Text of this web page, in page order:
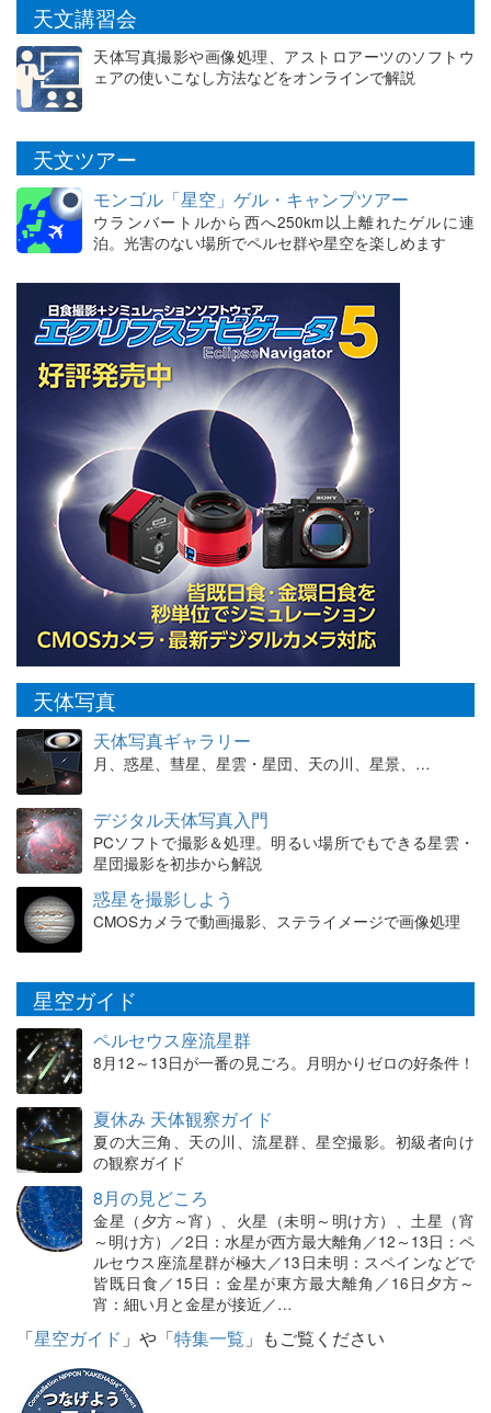
天文講習会
天体写真撮影や画像処理、アストロアーツのソフトウ
ェアの使いこなし方法などをオンラインで解説
天文ツアー
モンゴル「星空」ゲル・キャンプツアー
ウランバートルから西へ250km以上離れたゲルに連
泊。光害のない場所でペルセ群や星空を楽しめます
天体写真
天体写真ギャラリー
月、惑星、彗星、星雲・星団、天の川、星景、…
デジタル天体写真入門
PCソフトで撮影＆処理。明るい場所でもできる星雲・
星団撮影を初歩から解説
惑星を撮影しよう
CMOSカメラで動画撮影、ステライメージで画像処理
星空ガイド
ペルセウス座流星群
8月12～13日が一番の見ごろ。月明かりゼロの好条件！
夏休み 天体観察ガイド
夏の大三角、天の川、流星群、星空撮影。初級者向け
の観察ガイド
8月の見どころ
金星（夕方～宵）、火星（未明～明け方）、土星（宵
～明け方）／2日：水星が西方最大離角／12～13日：ペ
ルセウス座流星群が極大／13日未明：スペインなどで
皆既日食／15日：金星が東方最大離角／16日夕方～
宵：細い月と金星が接近／…
「星空ガイド 」や「特集一覧 」もご覧ください